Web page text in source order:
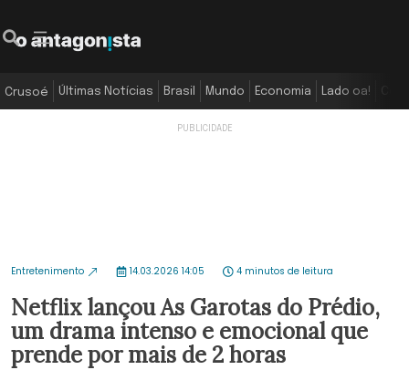
Crusoé Últimas Notícias Brasil Mundo Economia Lado oa!
Entretenimento 14.03.2026 14:05 4 minutos de leitura
Netflix lançou As Garotas do Prédio,
um drama intenso e emocional que
prende por mais de 2 horas